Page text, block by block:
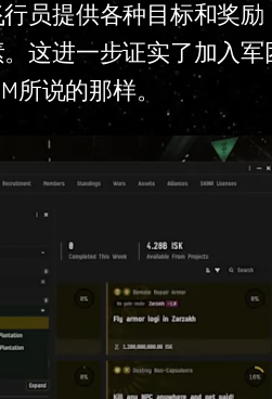
员提供各种目标和奖
这进一步证实了加入
所说的那样。